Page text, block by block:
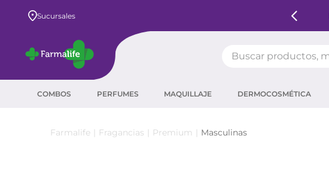
Sucursales
COMBOS PERFUMES MAQUILLAJE DERMOCOSMÉTICA
Fragancias Premium Masculinas